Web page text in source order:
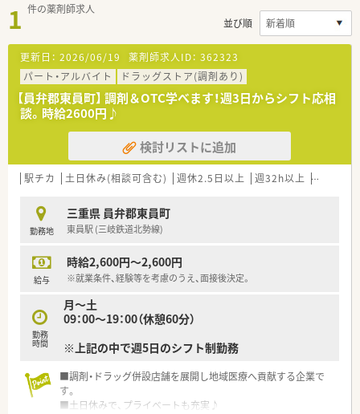
1 件の薬剤師求人
並び順
更新日： 2026/06/19 薬剤師求人ID： 362323
パート・アルバイト
ドラッグストア(調剤あり)
【員弁郡東員町】 調剤＆OTC学べます！週3日からシフト応相
談。時給2600円♪
検討リストに追加
駅チカ 土日休み(相談可含む) 週休2.5日以上 週32h以上 未経験可
勤務地
三重県 員弁郡東員町
東員駅 (三岐鉄道北勢線)
給与
時給2,600円～2,600円
※就業条件、経験等を考慮のうえ、面接後決定。
勤務
時間
月～土
09：00～19：00（休憩60分）
※上記の中で週5日のシフト制勤務
■調剤・ドラッグ併設店舗を展開し地域医療へ貢献する企業で
す。
■土日休みで、プライベートも充実♪